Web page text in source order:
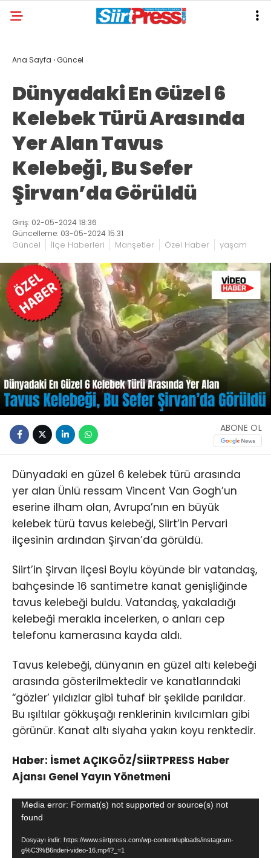
Ana Sayfa ›Güncel
Dünyadaki En Güzel 6
Kelebek Türü Arasında
Yer Alan Tavus
Kelebeği, Bu Sefer
Şirvan’da Görüldü
Giriş: 02-05-2024 18:36
Güncelleme: 03-05-2024 15:31
Güncel İlçe Haberleri Manşetler Özel Haber yaşam
ABONE OL
Dünyadaki en güzel 6 kelebek türü arasında
yer alan Ünlü ressam Vincent Van Gogh’un
eserine ilham olan, Avrupa’nın en büyük
kelebek türü tavus kelebeği, Siirt’in Pervari
ilçesinin ardından Şirvan’da görüldü.
Siirt’in Şirvan ilçesi Boylu köyünde bir vatandaş,
bahçesinde 16 santimetre kanat genişliğinde
tavus kelebeği buldu. Vatandaş, yakaladığı
kelebeği merakla incelerken, o anları cep
telefonu kamerasına kayda aldı.
Tavus kelebeği, dünyanın en güzel altı kelebeği
arasında gösterilmektedir ve kanatlarındaki
“gözler’ yıldızlar gibi tuhaf bir şekilde parıldar.
Bu ışıltılar gökkuşağı renklerinin kıvılcımları gibi
görünür. Kanat altı siyaha yakın koyu renktedir.
Haber: İsmet AÇIKGÖZ/SİİRTPRESS Haber
Ajansı Genel Yayın Yönetmeni
Video
oynatıcı
Media error: Format(s) not supported or source(s) not
found
Dosyayı indir: https://www.siirtpress.com/wp-content/uploads/instagram-
g%C3%B6nderi-video-16.mp4?_=1